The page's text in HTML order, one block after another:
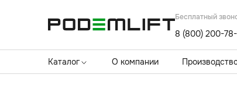
Бесплатный
8 (800) 200-78-
Каталог О компании